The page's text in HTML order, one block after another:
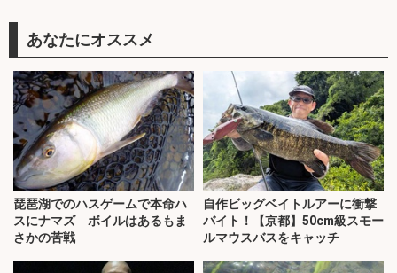
あなたにオススメ
琵琶湖でのハスゲームで本命ハ
スにナマズ ボイルはあるもま
さかの苦戦
自作ビッグベイトルアーに衝撃
バイト！【京都】50cm級スモー
ルマウスバスをキャッチ